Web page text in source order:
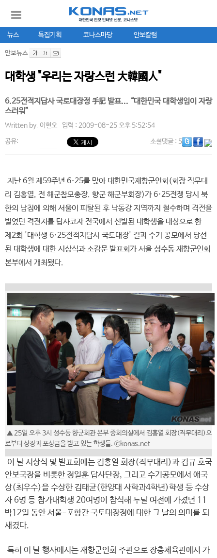
뉴스 특집기획 코나스마당 안보칼럼
안보뉴스
대학생 "우리는 자랑스런 大韓國人"
6.25전적지답사 국토대장정 手記 발표... “대한민국 대학생임이 자랑
스러워”
Written by. 이현오 입력 : 2009-08-25 오후 5:52:54
공유: 소셜댓글: 5
지난 6월 제59주년 6·25를 맞아 대한민국재향군인회(회장 직무대
리 김홍열, 전 해군참모총장. 향군 해군부회장)가 6·25전쟁 당시 북
한의 남침에 의해 서울이 피탈된 후 낙동강 지역까지 철수하며 격전을
벌였던 격전지를 답사코자 전국에서 선발된 대학생을 대상으로 한
제2회 '대학생 6·25전적지답사 국토대장' 결과 수기 공모에서 당선
된 대학생에 대한 시상식과 소감문 발표회가 서울 성수동 재향군인회
본부에서 개최됐다.
▲ 25일 오후 3시 성수동 향군회관 본부 중회의실에서 김홍열 회장(직무대리)으
로부터 상장과 포상금을 받고 있는 학생들. ⓒkonas.net
이 날 시상식 및 발표회에는 김홍열 회장(직무대리)과 김규 호국
안보국장을 비롯한 정일훈 답사단장, 그리고 수기공모에서 애국
상(최우수)을 수상한 김태균(한양대 사학과4학년)학생 등 수상
자 6명 등 참가대학생 20여명이 참석해 두달 여전에 가졌던 11
박12일 동안 서울-포항간 국토대장정에 대한 그 날의 의미를 되
새겼다.
특히 이 날 행사에서는 재향군인회 주관으로 장충체육관에서 가